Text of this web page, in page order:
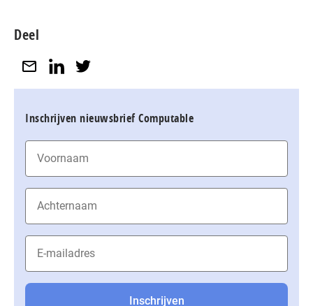
Deel
Inschrijven nieuwsbrief Computable